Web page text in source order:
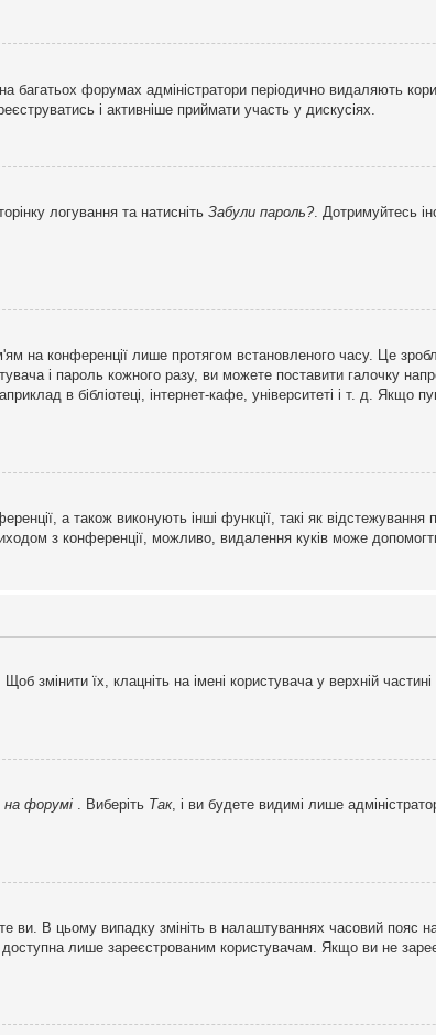
форумах адміністратори періодично видаляють
і активніше приймати участь у дискусіях.
логування та натисніть Забули пароль?. Дотримуйтесь
на конференції лише протягом встановленого часу. Це
і пароль кожного разу, ви можете поставити галочку
в бібліотеці, інтернет-кафе, університеті і т. д. Якщо
а також виконують інші функції, такі як відстежування
з конференції, можливо, видалення куків може
їх, клацніть на імені користувача у верхній частині
на форумі . Виберіть Так, і ви будете видимі лише
ви. В цьому випадку змініть в налаштуваннях часовий пояс
лише зареєстрованим користувачам. Якщо ви не